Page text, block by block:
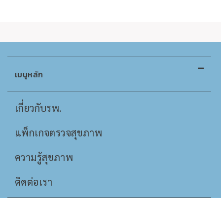
เมนูหลัก
เกี่ยวกับรพ.
แพ็กเกจตรวจสุขภาพ
ความรู้สุขภาพ
ติดต่อเรา